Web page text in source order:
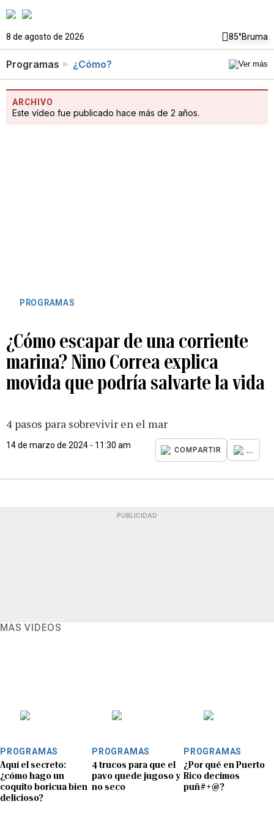
8 de agosto de 2026 85°Bruma
Programas ¿Cómo?
ARCHIVO
Este vídeo fue publicado hace más de 2 años.
PROGRAMAS
¿Cómo escapar de una corriente
marina? Nino Correa explica
movida que podría salvarte la vida
4 pasos para sobrevivir en el mar
14 de marzo de 2024 - 11:30 am
COMPARTIR ...
PUBLICIDAD
MÁS VIDEOS
PROGRAMAS
Aquí el secreto:
¿cómo hago un
coquito boricua bien
delicioso?
PROGRAMAS
4 trucos para que el
pavo quede jugoso y
no seco
PROGRAMAS
¿Por qué en Puerto
Rico decimos
puñ#+@?